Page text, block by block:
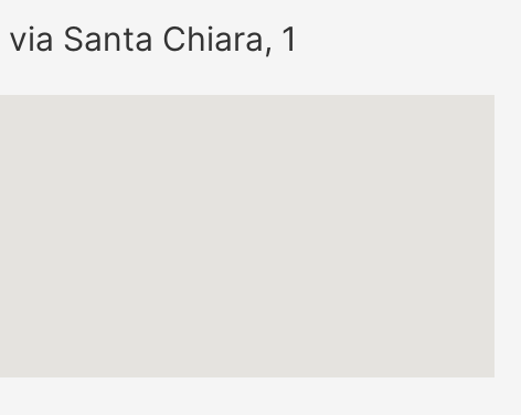
via Santa Chiara, 1